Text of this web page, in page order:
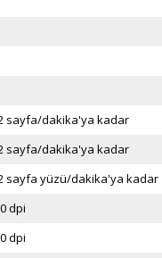
sayfa/dakika'ya kadar
sayfa/dakika'ya kadar
sayfa yüzü/dakika'ya kadar
dpi
dpi